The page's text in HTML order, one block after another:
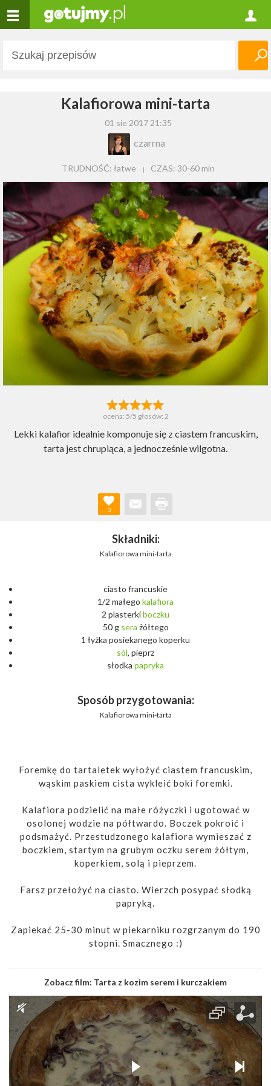
Kalafiorowa mini-tarta
01 sie 2017 21:35
czarrna
TRUDNOŚĆ: łatwe CZAS:30-60 min
ocena: 5/5 głosów: 2
Lekki kalafior idealnie komponuje się z ciastem francuskim,
tarta jest chrupiąca, a jednocześnie wilgotna.
3
Składniki:
Kalafiorowa mini-tarta
ciasto francuskie
1/2 małego kalafiora
2 plasterkiboczku
50 g sera żółtego
1 łyżka posiekanego koperku
sól, pieprz
słodka papryka
Sposób przygotowania:
Kalafiorowa mini-tarta
Foremkę do tartaletek wyłożyć ciastem francuskim,
wąskim paskiem cista wykleić boki foremki.
Kalafiora podzielić na małe różyczki i ugotować w
osolonej wodzie na półtwardo. Boczek pokroić i
podsmażyć. Przestudzonego kalafiora wymieszać z
boczkiem, startym na grubym oczku serem żółtym,
koperkiem, solą i pieprzem.
Farsz przełożyć na ciasto. Wierzch posypać słodką
papryką.
Zapiekać 25-30 minut w piekarniku rozgrzanym do 190
stopni. Smacznego :)
Zobacz film: Tarta z kozim serem i kurczakiem